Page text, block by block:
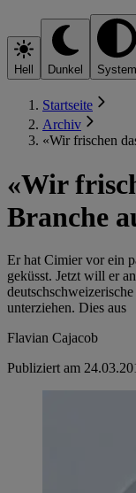
Hell Dunkel System
Startseite
Archiv
«Wir frischen
«Wir
Branche
Er hat Cimier vor ein
geküsst. Jetzt will er
unterziehen. Dies aus
Flavian Cajacob
Publiziert am